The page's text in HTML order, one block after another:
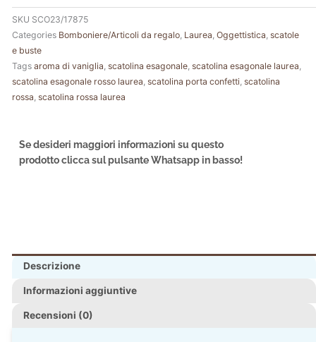
SKU SCO23/17875
Categories Bomboniere/Articoli da regalo Laurea Oggettistica scatole
e buste
Tags aroma di vaniglia scatolina esagonale scatolina esagonale laurea
scatolina esagonale rosso laurea scatolina porta confetti scatolina
rossa scatolina rossa laurea
Se desideri maggiori informazioni su questo
prodotto clicca sul pulsante Whatsapp in basso!
Descrizione
Informazioni aggiuntive
Recensioni (0)